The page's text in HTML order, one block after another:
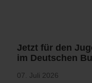
Jetzt für den
im Deutschen
07. Juli 2026